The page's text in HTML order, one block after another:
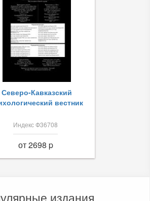
Северо-Кавказский
вестник
Индекс Ф36708
от 2698 p